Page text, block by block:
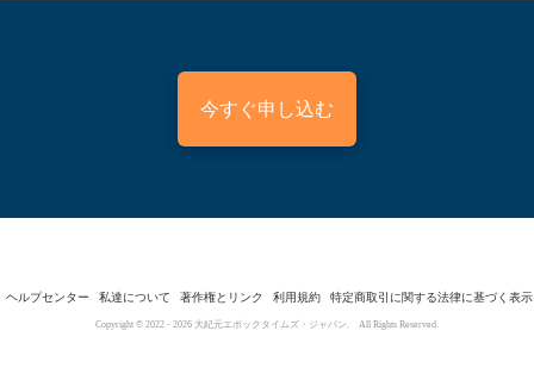
今すぐ申し込む
ヘルプセンター 私達について 著作権とリンク 利用規約 特定商取引に関する法律に基づく表示
Copyright © 2022 - 2026 大紀元エポックタイムズ・ジャパン. All Rights Reserved.